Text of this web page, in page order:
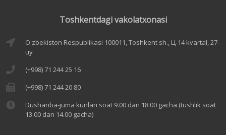
Toshkentdagi vakolatxonasi
O'zbekiston Respublikasi 100011, Toshkent sh., Ц-14 kvartal, 27-
uy
(+998) 71 244 25 16
(+998) 71 244 20 80
Dushanba-juma kunlari soat 9.00 dan 18.00 gacha (tushlik soat
13.00 dan 14.00 gacha)